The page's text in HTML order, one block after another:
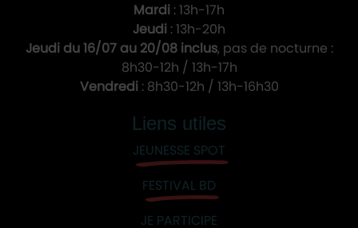
Mardi : 13h-17h
Jeudi : 13h-20h
Jeudi du 16/07 au 20/08 inclus, pas de nocturne :
8h30-12h / 13h-17h
Vendredi : 8h30-12h / 13h-16h30
Liens utiles
JEUNESSE SPOT
FESTIVAL BD
JE PARTICIPE